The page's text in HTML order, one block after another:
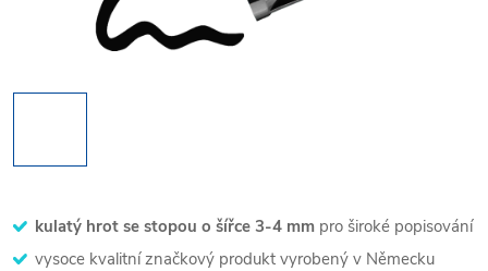
kulatý hrot se stopou o šířce 3-4 mm pro široké popisování
vysoce kvalitní značkový produkt vyrobený v Německu